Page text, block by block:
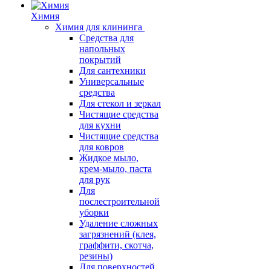
Химия
Химия для клининга
Средства для
напольных
покрытий
Для сантехники
Универсальные
средства
Для стекол и зеркал
Чистящие средства
для кухни
Чистящие средства
для ковров
Жидкое мыло,
крем-мыло, паста
для рук
Для
послестроительной
уборки
Удаление сложных
загрязнений (клея,
граффити, скотча,
резины)
Для поверхностей